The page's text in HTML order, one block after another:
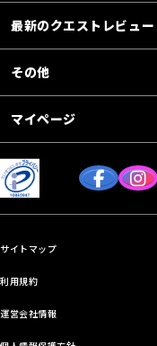
最新のクエストレビュー
その他
マイページ
サイトマップ
利用規約
運営会社情報